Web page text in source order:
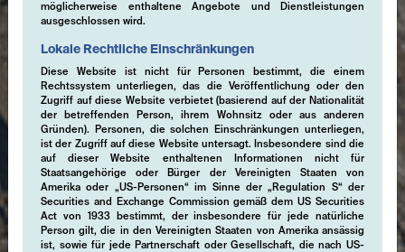
möglicherweise enthaltene Angebote und Dienstleistungen
ausgeschlossen wird.
Lokale Rechtliche Einschränkungen
Diese Website ist nicht für Personen bestimmt, die einem
Rechtssystem unterliegen, das die Veröffentlichung oder den
Zugriff auf diese Website verbietet (basierend auf der Nationalität
der betreffenden Person, ihrem Wohnsitz oder aus anderen
Gründen). Personen, die solchen Einschränkungen unterliegen,
ist der Zugriff auf diese Website untersagt. Insbesondere sind die
auf dieser Website enthaltenen Informationen nicht für
Staatsangehörige oder Bürger der Vereinigten Staaten von
Amerika oder „US-Personen“ im Sinne der „Regulation S“ der
Securities and Exchange Commission gemäß dem US Securities
Act von 1933 bestimmt, der insbesondere für jede natürliche
Person gilt, die in den Vereinigten Staaten von Amerika ansässig
ist, sowie für jede Partnerschaft oder Gesellschaft, die nach US-